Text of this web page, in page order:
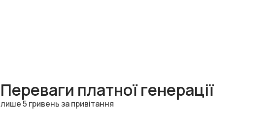
Переваги платної генерації
лише 5 гривень за привітання